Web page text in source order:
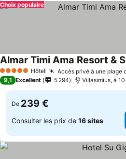
Choix populaire
5 Étoiles Hôtel Accès privé à une plage
Almar Timi Ama Resort &
9,1 Excellent 5 294 Villasimius, à
De 239 €
Consulter les prix de 16 sites